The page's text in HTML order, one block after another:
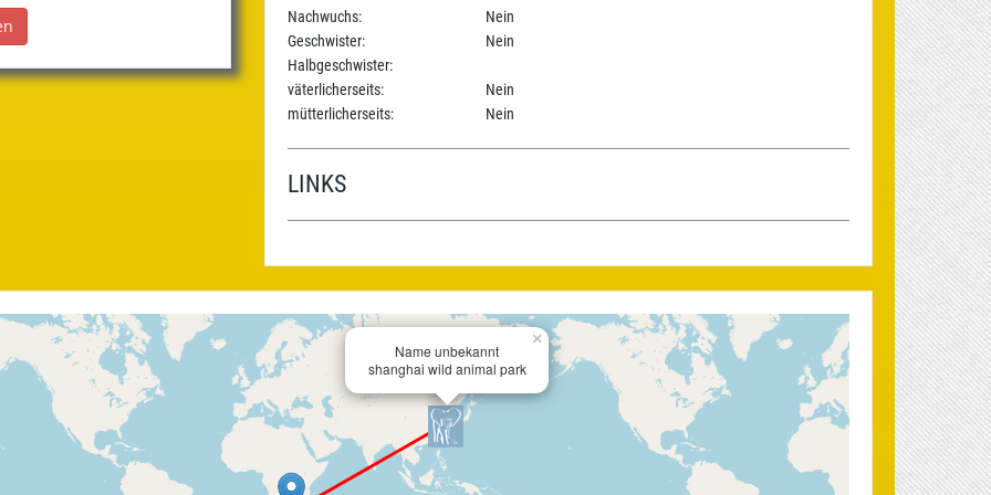
Nachwuchs:
Nein
Geschwister:
Nein
Halbgeschwister:
väterlicherseits:
Nein
mütterlicherseits:
Nein
LINKS
×
Name unbekannt
shanghai wild animal park